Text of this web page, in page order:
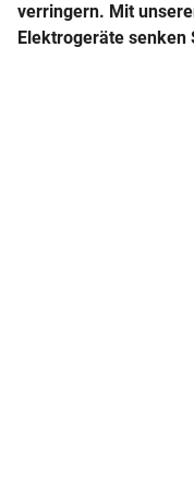
verringern. Mit
Elektrogeräte